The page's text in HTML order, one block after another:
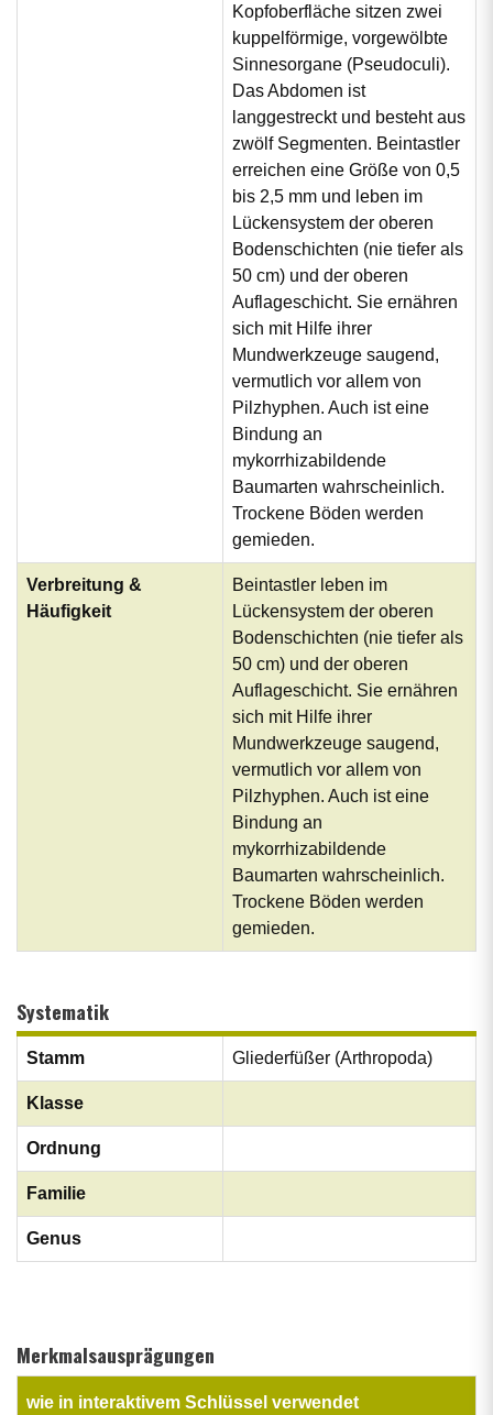
Kopfoberfläche sitzen zwei
kuppelförmige, vorgewölbte
Sinnesorgane (Pseudoculi).
Das Abdomen ist
langgestreckt und besteht aus
zwölf Segmenten. Beintastler
erreichen eine Größe von 0,5
bis 2,5 mm und leben im
Lückensystem der oberen
Bodenschichten (nie tiefer als
50 cm) und der oberen
Auflageschicht. Sie ernähren
sich mit Hilfe ihrer
Mundwerkzeuge saugend,
vermutlich vor allem von
Pilzhyphen. Auch ist eine
Bindung an
mykorrhizabildende
Baumarten wahrscheinlich.
Trockene Böden werden
gemieden.
Verbreitung &
Häufigkeit
Beintastler leben im
Lückensystem der oberen
Bodenschichten (nie tiefer als
50 cm) und der oberen
Auflageschicht. Sie ernähren
sich mit Hilfe ihrer
Mundwerkzeuge saugend,
vermutlich vor allem von
Pilzhyphen. Auch ist eine
Bindung an
mykorrhizabildende
Baumarten wahrscheinlich.
Trockene Böden werden
gemieden.
Systematik
Stamm Gliederfüßer (Arthropoda)
Klasse
Ordnung
Familie
Genus
Merkmalsausprägungen
wie in interaktivem Schlüssel verwendet